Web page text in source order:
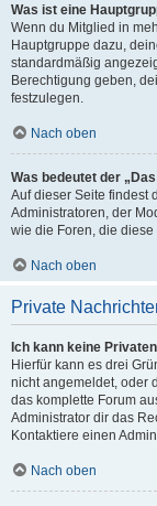
Was ist eine
Wenn du Mitglied in
Hauptgruppe dazu,
standardmäßig
Berechtigung geben,
festzulegen.
Nach oben
Was bedeutet der
Auf dieser Seite findest
Administratoren, der
wie die Foren, die
Nach oben
Private
Ich kann keine
Hierfür kann es drei
nicht angemeldet, oder
das komplette Forum
Administrator dir das
Kontaktiere einen
Nach oben